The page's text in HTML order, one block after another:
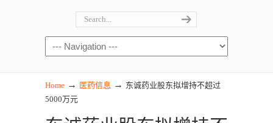
Home → 医药信息 → 东诚药业股东拟增持不超过
5000万元